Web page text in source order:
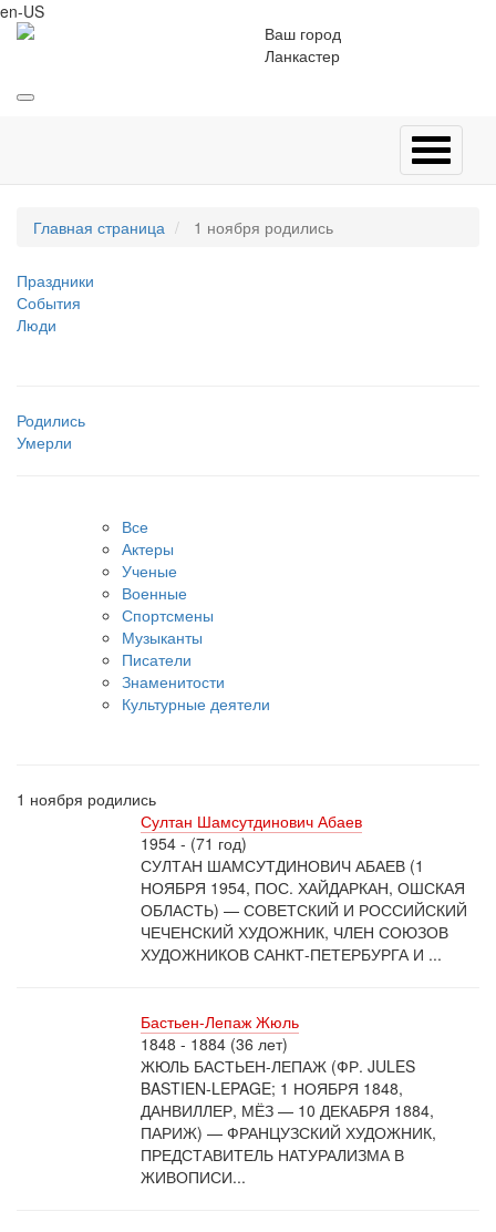
en-US
Ваш город
Ланкастер
Главная страница 1 ноября родились
Праздники
События
Люди
Родились
Умерли
Все
Актеры
Ученые
Военные
Спортсмены
Музыканты
Писатели
Знаменитости
Культурные деятели
1 ноября родились
Султан Шамсутдинович Абаев
1954 - (71 год)
СУЛТАН ШАМСУТДИНОВИЧ АБАЕВ (1
НОЯБРЯ 1954, ПОС. ХАЙДАРКАН, ОШСКАЯ
ОБЛАСТЬ) — СОВЕТСКИЙ И РОССИЙСКИЙ
ЧЕЧЕНСКИЙ ХУДОЖНИК, ЧЛЕН СОЮЗОВ
ХУДОЖНИКОВ САНКТ-ПЕТЕРБУРГА И ...
Бастьен-Лепаж Жюль
1848 - 1884 (36 лет)
ЖЮЛЬ БАСТЬЕН-ЛЕПАЖ (ФР. JULES
BASTIEN-LEPAGE; 1 НОЯБРЯ 1848,
ДАНВИЛЛЕР, МЁЗ — 10 ДЕКАБРЯ 1884,
ПАРИЖ) — ФРАНЦУЗСКИЙ ХУДОЖНИК,
ПРЕДСТАВИТЕЛЬ НАТУРАЛИЗМА В
ЖИВОПИСИ...